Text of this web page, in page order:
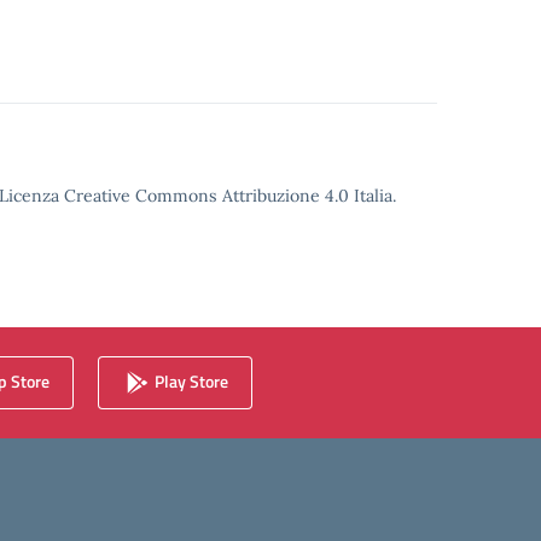
Creative Commons Attribuzione 4.0 Italia.
Store Play Store